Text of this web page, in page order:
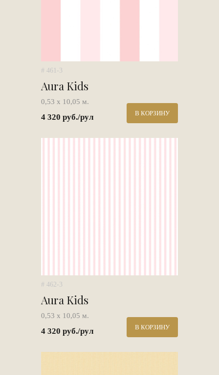
# 461-3
Aura Kids
0,53 х 10,05 м.
4 320 руб./рул В КОРЗИНУ
# 462-3
Aura Kids
0,53 х 10,05 м.
4 320 руб./рул В КОРЗИНУ